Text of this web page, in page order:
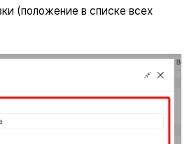
(положение в списке всех